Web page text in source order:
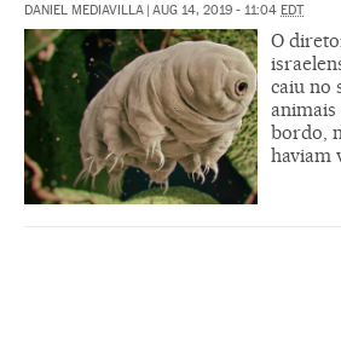
DANIEL MEDIAVILLA | AUG 14, 2019 - 11:04 EDT
O
caiu no
animais
bordo,
haviam